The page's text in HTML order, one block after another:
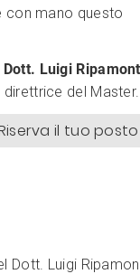
con mano questo
Dott. Luigi
direttrice del Master.
il tuo
Dott. Luigi